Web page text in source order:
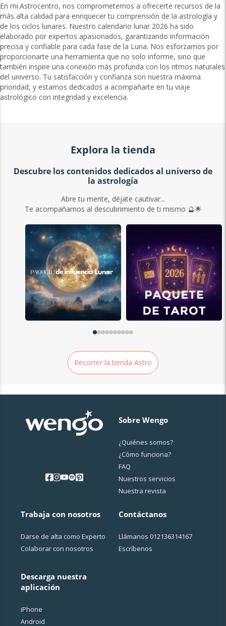
En mi.Astrocentro, nos comprometemos a ofrecerte recursos de la
más alta calidad para enriquecer tu comprensión de la astrología y
de los ciclos lunares. Nuestro calendario lunar 2026 ha sido
elaborado por expertos apasionados, garantizando información
precisa y confiable para cada fase de la Luna. Nos esforzamos por
proporcionarte una herramienta que no solo informe, sino que
también inspire una conexión más profunda con los ritmos naturales
del universo. Tu satisfacción y confianza son nuestra máxima
prioridad, y estamos dedicados a acompañarte en tu viaje
astrológico con integridad y excelencia.
Explora la tienda
Descubre los contenidos dedicados al universo de
la astrología
Abre tu mente, déjate cautivar...
Te acompañamos al descubrimiento de ti mismo 🔮🌟
Recorrer la tienda Astro
Sobre Wengo
¿Quiénes somos?
¿Cо́mo funciona?
FAQ
Nuestros servicios
Nuestra revista
Trabaja con nosotros
Darse de alta como Experto
Colaborar con nosotros
Descarga nuestra
aplicación
iPhone
Android
Contáctanos
Llámanos 012136314167
Escríbenos